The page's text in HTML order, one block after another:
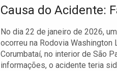
Causa do Acidente:
No dia 22 de janeiro de 2026,
ocorreu na Rodovia
Corumbataí, no interior de São
informações, o acidente teria